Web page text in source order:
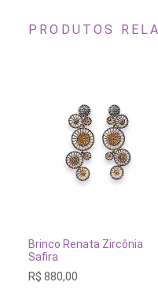
PRODUTOS
ADICIONAR AO
Brinco Renata Zircônia
Safira
R$ 880,00